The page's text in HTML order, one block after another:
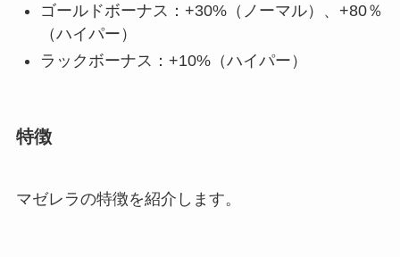
ゴールドボーナス：+30%（ノーマル）、+80％
（ハイパー）
ラックボーナス：+10%（ハイパー）
特徴
マゼレラの特徴を紹介します。